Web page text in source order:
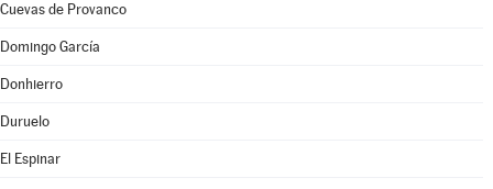
Cuevas de Provanco
Domingo García
Donhierro
Duruelo
El Espinar